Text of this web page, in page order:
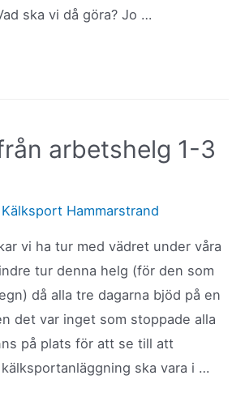
ska vi då göra? Jo …
arbetshelg 1-3
Hammarstrand
vi ha tur med vädret under våra
tur denna helg (för den som
då alla tre dagarna bjöd på en
det var inget som stoppade alla
på plats för att se till att
ska vara i …